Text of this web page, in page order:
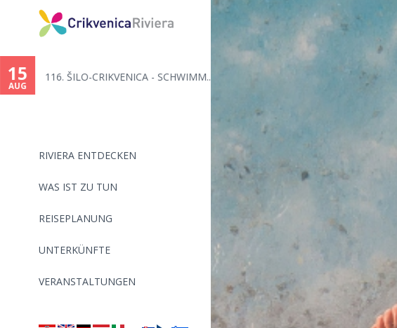
RIVIERA ENTDECKEN
WAS IST ZU TUN
REISEPLANUNG
UNTERKÜNFTE
VERANSTALTUNGEN
15
AUG
116. ŠILO-CRIKVENICA - SCHWIMM...
are
here